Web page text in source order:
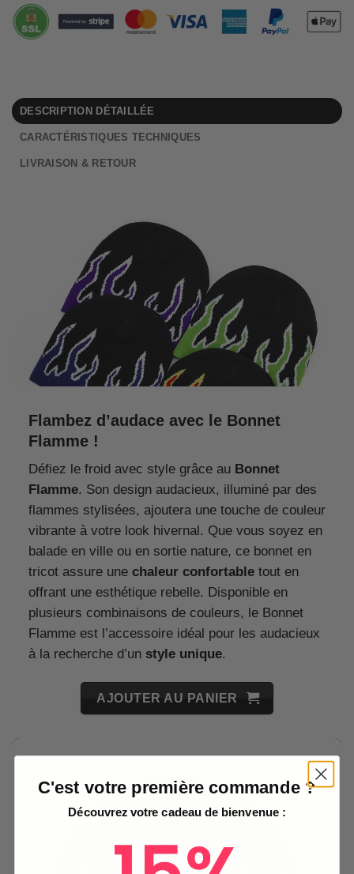
DESCRIPTION DÉTAILLÉE
CARACTÉRISTIQUES TECHNIQUES
LIVRAISON & RETOUR
Flambez d’audace avec le Bonnet
Flamme !
Défiez le froid avec style grâce au Bonnet
Flamme. Son design audacieux, illuminé par des
flammes stylisées, ajoutera une touche de couleur
vibrante à votre look hivernal. Que vous soyez en
balade en ville ou en sortie nature, ce bonnet en
tricot assure une chaleur confortabletout en
offrant une esthétique rebelle. Disponible en
plusieurs combinaisons de couleurs, le Bonnet
Flamme est l’accessoire idéal pour les audacieux
à la recherche d’un style unique.
AJOUTER AU PANIER
C'est votre première commande ?
Découvrez votre cadeau de bienvenue :